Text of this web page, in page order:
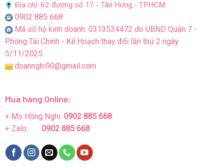
Địa chỉ: 62 đường số 17 - Tân Hưng - TPHCM
0902 885 668
Mã số hộ kinh doanh: 0313534472 do UBND Quận 7 -
Phòng Tài Chính - Kế Hoạch thay đổi lần thứ 2 ngày
5/11/2025
doannghi90@gmail.com
Mua hàng Online:
+ Ms Hồng Nghi: 0902 885 668
+ Zalo: 0902 885 668